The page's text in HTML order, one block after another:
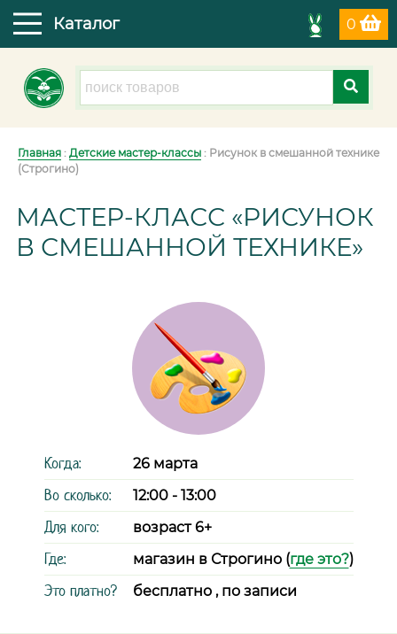
0
Каталог
Главная : Детские мастер-классы : Рисунок в смешанной технике
(Строгино)
МАСТЕР-КЛАСС «РИСУНОК
В СМЕШАННОЙ ТЕХНИКЕ»
Когда: 26 марта
Во сколько: 12:00 - 13:00
Для кого: возраст 6+
Где: магазин в Строгино (где это?)
Это платно? бесплатно , по записи